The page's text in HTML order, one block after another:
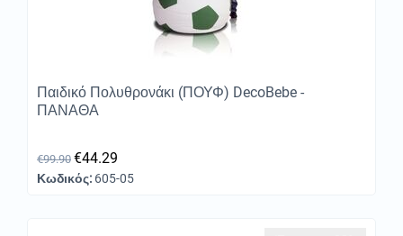
Παιδικό Πολυθρονάκι (ΠΟΥΦ) DecoBebe -
ΠΑΝΑΘΑ
€99.90 €44.29
Κωδικός: 605-05